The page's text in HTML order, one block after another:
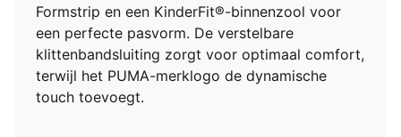
Formstrip en een KinderFit®-binnenzool voor
een perfecte pasvorm. De verstelbare
klittenbandsluiting zorgt voor optimaal comfort,
terwijl het PUMA-merklogo de dynamische
touch toevoegt.